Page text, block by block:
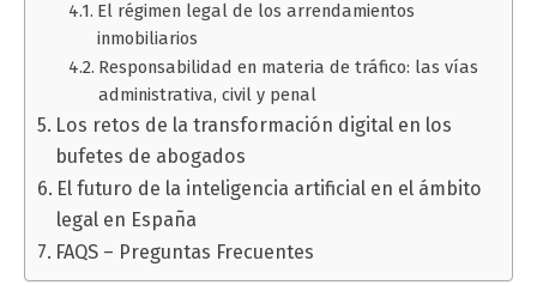
El régimen legal de los arrendamientos
inmobiliarios
Responsabilidad en materia de tráfico: las vías
administrativa, civil y penal
Los retos de la transformación digital en los
bufetes de abogados
El futuro de la inteligencia artificial en el ámbito
legal en España
FAQS – Preguntas Frecuentes